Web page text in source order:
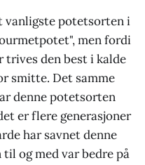
vanligste potetsorten i
men fordi
trives den best i kalde
smitte. Det samme
denne potetsorten
er flere generasjoner
har savnet denne
og med var bedre på